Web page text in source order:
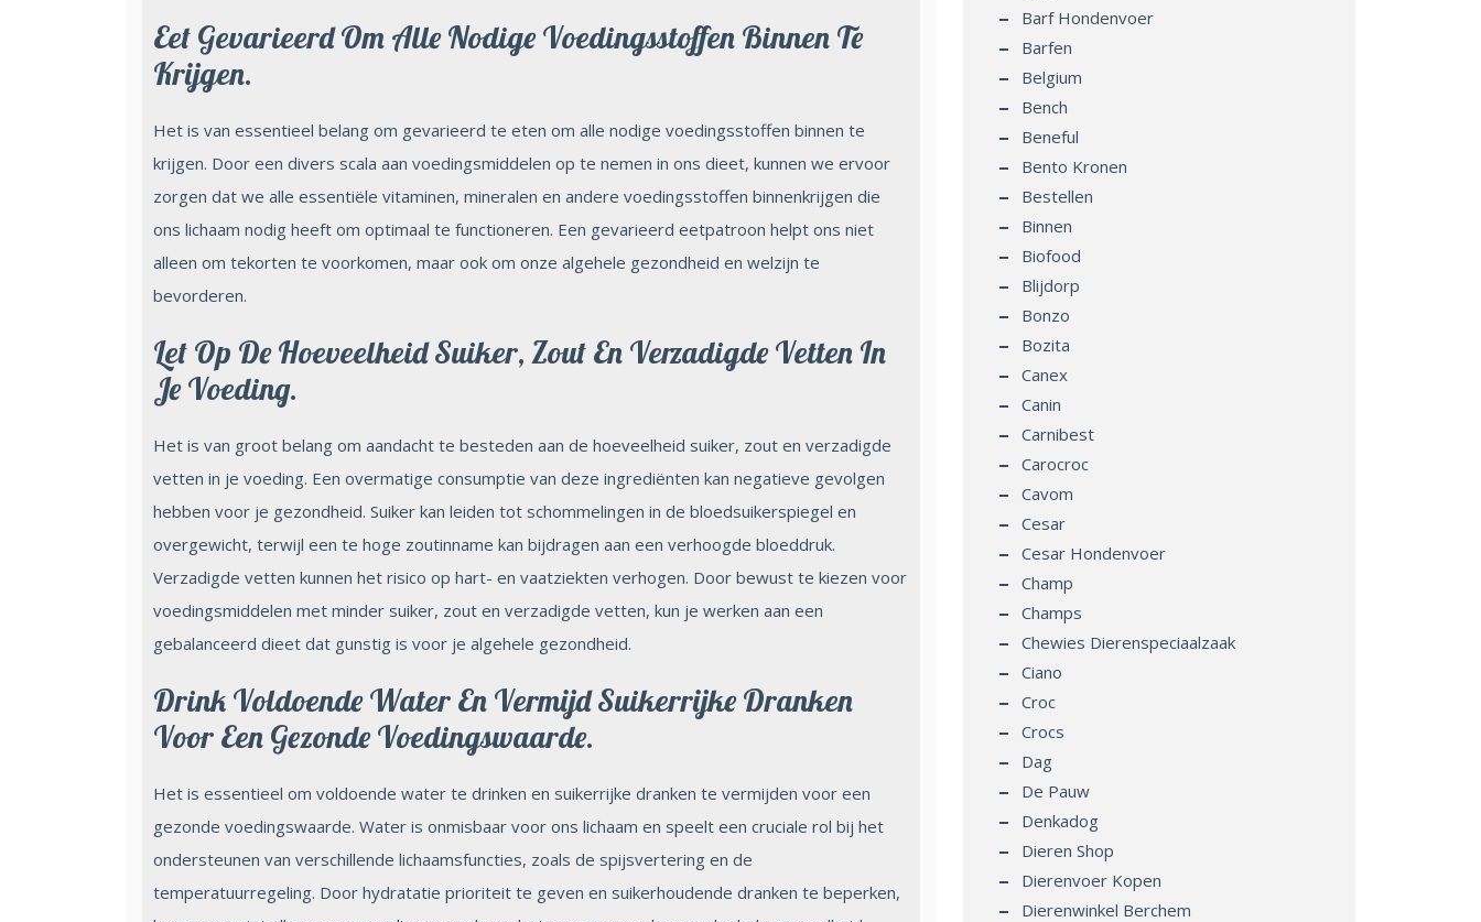
Eet Gevarieerd Om Alle Nodige Voedingsstoffen Binnen Te
Krijgen.
Het is van essentieel belang om gevarieerd te eten om alle nodige voedingsstoffen binnen te
krijgen. Door een divers scala aan voedingsmiddelen op te nemen in ons dieet, kunnen we ervoor
zorgen dat we alle essentiële vitaminen, mineralen en andere voedingsstoffen binnenkrijgen die
ons lichaam nodig heeft om optimaal te functioneren. Een gevarieerd eetpatroon helpt ons niet
alleen om tekorten te voorkomen, maar ook om onze algehele gezondheid en welzijn te
bevorderen.
Let Op De Hoeveelheid Suiker, Zout En Verzadigde Vetten In
Je Voeding.
Het is van groot belang om aandacht te besteden aan de hoeveelheid suiker, zout en verzadigde
vetten in je voeding. Een overmatige consumptie van deze ingrediënten kan negatieve gevolgen
hebben voor je gezondheid. Suiker kan leiden tot schommelingen in de bloedsuikerspiegel en
overgewicht, terwijl een te hoge zoutinname kan bijdragen aan een verhoogde bloeddruk.
Verzadigde vetten kunnen het risico op hart- en vaatziekten verhogen. Door bewust te kiezen voor
voedingsmiddelen met minder suiker, zout en verzadigde vetten, kun je werken aan een
gebalanceerd dieet dat gunstig is voor je algehele gezondheid.
Drink Voldoende Water En Vermijd Suikerrijke Dranken
Voor Een Gezonde Voedingswaarde.
Het is essentieel om voldoende water te drinken en suikerrijke dranken te vermijden voor een
gezonde voedingswaarde. Water is onmisbaar voor ons lichaam en speelt een cruciale rol bij het
ondersteunen van verschillende lichaamsfuncties, zoals de spijsvertering en de
temperatuurregeling. Door hydratatie prioriteit te geven en suikerhoudende dranken te beperken,
Barf Hondenvoer
Barfen
Belgium
Bench
Beneful
Bento Kronen
Bestellen
Binnen
Biofood
Blijdorp
Bonzo
Bozita
Canex
Canin
Carnibest
Carocroc
Cavom
Cesar
Cesar Hondenvoer
Champ
Champs
Chewies Dierenspeciaalzaak
Ciano
Croc
Crocs
Dag
De Pauw
Denkadog
Dieren Shop
Dierenvoer Kopen
Dierenwinkel Berchem